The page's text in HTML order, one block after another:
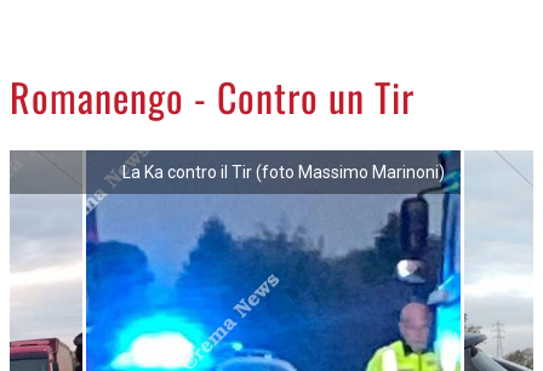
LA PIAZZA
ANIMALI
NECROLOGI
ACCEDI
Romanengo - Contro un Tir
La Ka contro il Tir (foto Massimo Marinoni)